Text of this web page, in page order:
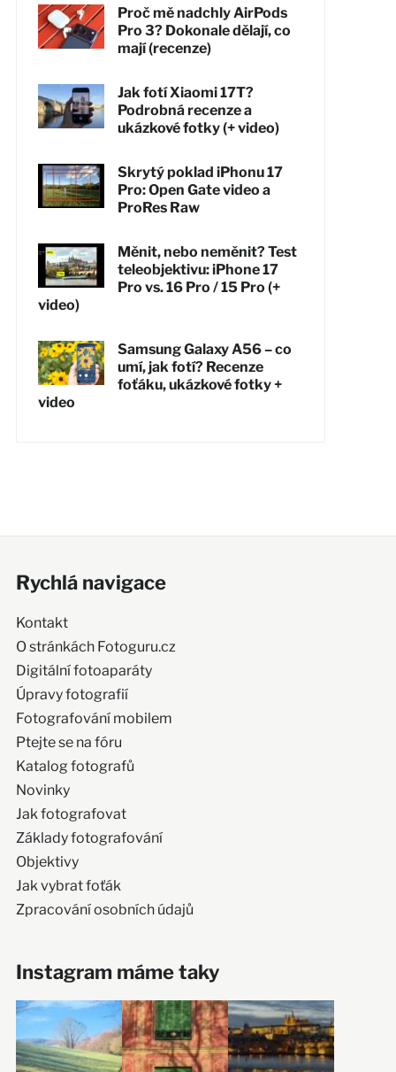
Proč mě nadchly AirPods
Pro 3? Dokonale dělají, co
mají (recenze)
Jak fotí Xiaomi 17T?
Podrobná recenze a
ukázkové fotky (+ video)
Skrytý poklad iPhonu 17
Pro: Open Gate video a
ProRes Raw
Měnit, nebo neměnit? Test
teleobjektivu: iPhone 17
Pro vs. 16 Pro / 15 Pro (+
video)
Samsung Galaxy A56 – co
umí, jak fotí? Recenze
foťáku, ukázkové fotky +
video
Rychlá navigace
Kontakt
O stránkách Fotoguru.cz
Digitální fotoaparáty
Úpravy fotografií
Fotografování mobilem
Ptejte se na fóru
Katalog fotografů
Novinky
Jak fotografovat
Základy fotografování
Objektivy
Jak vybrat foťák
Zpracování osobních údajů
Instagram máme taky